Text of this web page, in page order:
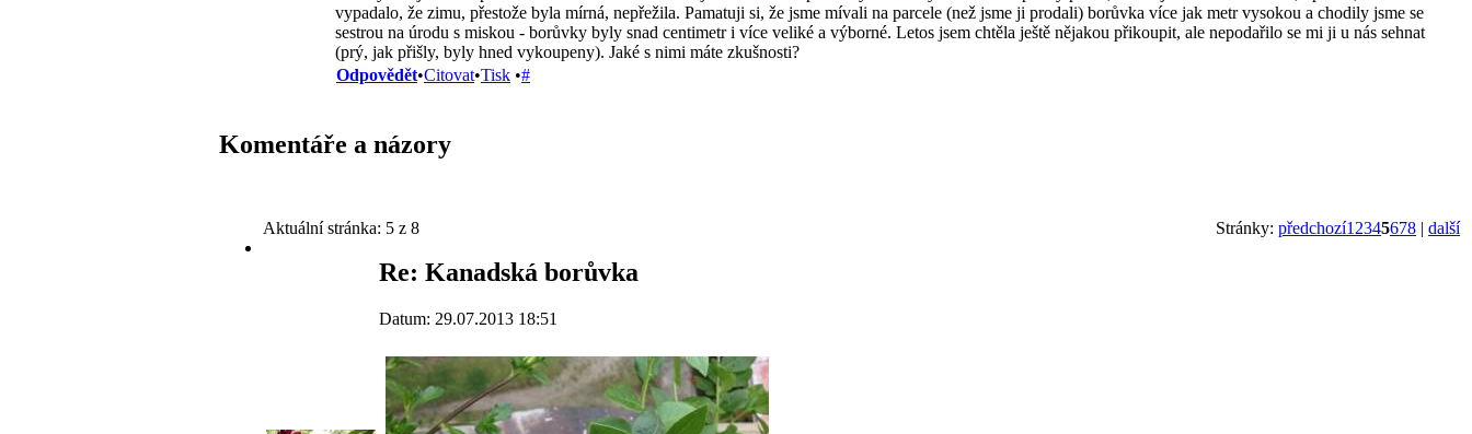
vypadalo, že zimu, přestože byla mírná, nepřežila. Pamatuji si, že jsme mívali na parcele (než jsme ji prodali) borůvka více jak metr vysokou a chodily jsme se
sestrou na úrodu s miskou - borůvky byly snad centimetr i více veliké a výborné. Letos jsem chtěla ještě nějakou přikoupit, ale nepodařilo se mi ji u nás sehnat
(prý, jak přišly, byly hned vykoupeny). Jaké s nimi máte zkušnosti?
Odpovědět•Citovat•Tisk •#
Komentáře a názory
Stránky: předchozí1 2345678 | další
Aktuální stránka: 5 z 8
Re: Kanadská borůvka
Datum: 29.07.2013 18:51